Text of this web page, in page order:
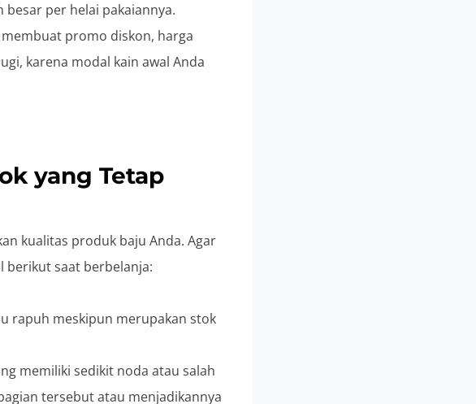
per helai pakaiannya.
promo diskon, harga
karena modal kain awal Anda
yang Tetap
kualitas produk baju Anda. Agar
berikut saat berbelanja:
rapuh meskipun merupakan stok
memiliki sedikit noda atau salah
tersebut atau menjadikannya